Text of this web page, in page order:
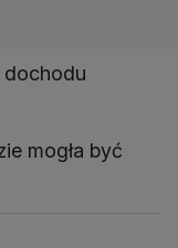
dochodu
mogła być